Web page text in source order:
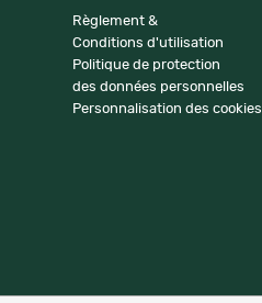
Règlement &
Conditions d'utilisation
Politique de protection
des données personnelles
Personnalisation des cookies